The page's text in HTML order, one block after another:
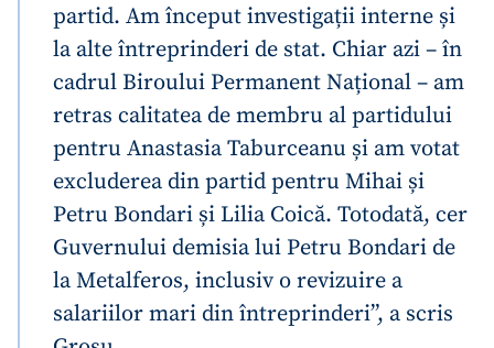
partid. Am început investigații interne și
la alte întreprinderi de stat. Chiar azi – în
cadrul Biroului Permanent Național – am
retras calitatea de membru al partidului
pentru Anastasia Taburceanu și am votat
excluderea din partid pentru Mihai și
Petru Bondari și Lilia Coică. Totodată, cer
Guvernului demisia lui Petru Bondari de
la Metalferos, inclusiv o revizuire a
salariilor mari din întreprinderi”, a scris